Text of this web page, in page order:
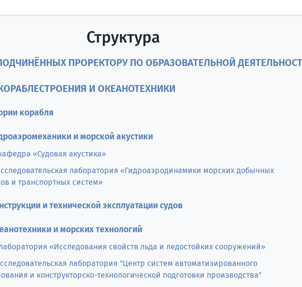
Структура
ПРОРЕКТОРУ ПО ОБРАЗОВАТЕЛЬНОЙ
И ОКЕАНОТЕХНИКИ
корабля
и морской акустики
«Судовая акустика»
лаборатория «Гидроаэродинамики морских добычных
и транспортных систем»
и технической эксплуатации судов
и морских технологий
«Исследования свойств льда и ледостойких сооружений»
лаборатория "Центр систем автоматизированного
и конструкторско-технологической подготовки производства"